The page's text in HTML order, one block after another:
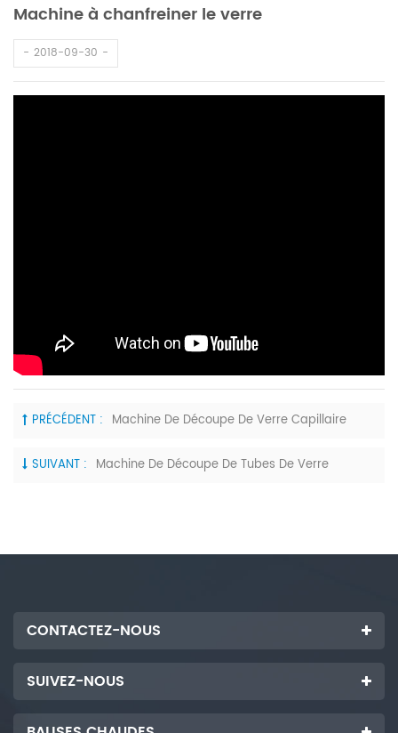
Machine à chanfreiner le verre
2018-09-30
PRÉCÉDENT : Machine De Découpe De Verre Capillaire
SUIVANT : Machine De Découpe De Tubes De Verre
CONTACTEZ-NOUS
SUIVEZ-NOUS